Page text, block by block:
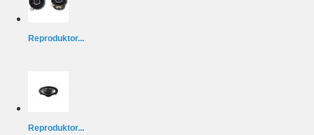
Reproduktor...
Reproduktor...